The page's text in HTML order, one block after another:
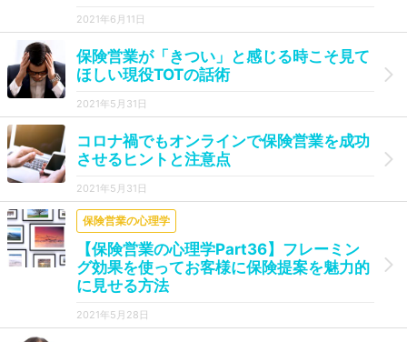
2021年6月11日
保険営業が「きつい」と感じる時こそ見て
ほしい現役TOTの話術
2021年5月31日
コロナ禍でもオンラインで保険営業を成功
させるヒントと注意点
2021年5月31日
保険営業の心理学
【保険営業の心理学Part36】フレーミン
グ効果を使ってお客様に保険提案を魅力的
に見せる方法
2021年5月28日